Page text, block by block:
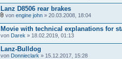
Lanz D8506 rear brakes
von engine john » 20.03.2008, 18:04
Movie with technical explanations for
von Darek » 18.02.2019, 01:13
Lanz-Bulldog
von Donnieclark » 15.12.2017, 15:28